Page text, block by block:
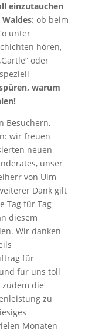
einzutauchen
: ob beim
unter
hören,
oder
warum
Besuchern,
wir freuen
neuen
unser
von Ulm-
Dank gilt
Tag für Tag
diesem
Wir danken
für
für uns toll
die
zu
Monaten